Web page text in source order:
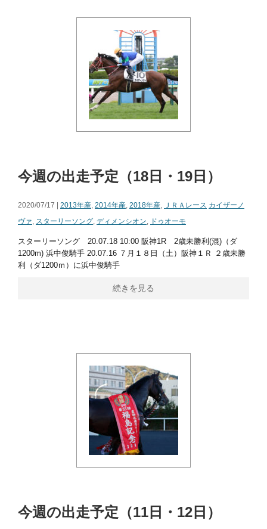
今週の出走予定（18日・19日）
2020/07/17 | 2013年産, 2014年産, 2018年産, ＪＲＡレース カイザーノ
ヴァ, スターリーソング, ディメンシオン, ドゥオーモ
スターリーソング 20.07.18 10:00 阪神1R 2歳未勝利(混)（ダ
1200m) 浜中俊騎手 20.07.16 ７月１８日（土）阪神１Ｒ ２歳未勝
利（ダ1200ｍ）に浜中俊騎手
続きを見る
今週の出走予定（11日・12日）